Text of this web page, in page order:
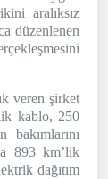
aralıksız
düzenlenen
veren şirket
kablo, 250
893 km’lik
dağıtım